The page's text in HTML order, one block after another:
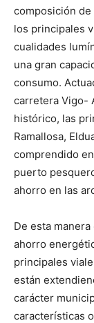
composición de
los principales
cualidades
una gran
consumo.
carretera Vigo-
histórico, las
Ramallosa,
comprendido
puerto
ahorro en las
De esta
ahorro
principales
están
carácter
características